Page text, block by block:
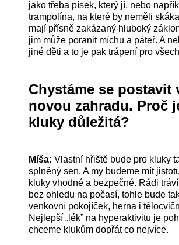
jako třeba písek, který jí, nebo
trampolína, na které by neměli
mají přísně zakázaný hluboký
jim může poranit míchu a páteř. A
jiné děti a to je pak trápení pro
Chystáme se postavit
novou zahradu. Proč
kluky důležitá?
Míša:Vlastní hřiště bude pro kluky
splněný sen. A my budeme mít
kluky vhodné a bezpečné. Rádi
bez ohledu na počasí, tohle bude
venkovní pokojíček, herna i
Nejlepší „lék” na hyperaktivitu je
chceme klukům dopřát co nejvíce.